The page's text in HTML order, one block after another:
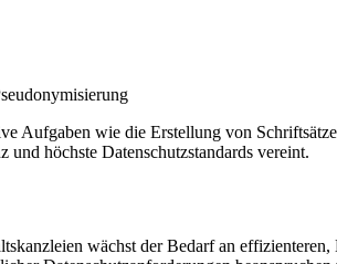
wie die Erstellung von
höchste Datenschutzstandards vereint.
wächst der Bedarf an